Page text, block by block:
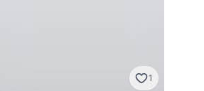
1